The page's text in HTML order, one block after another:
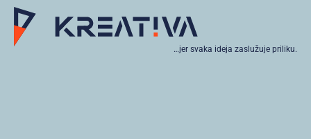
…jer svaka ideja zaslužuje priliku.